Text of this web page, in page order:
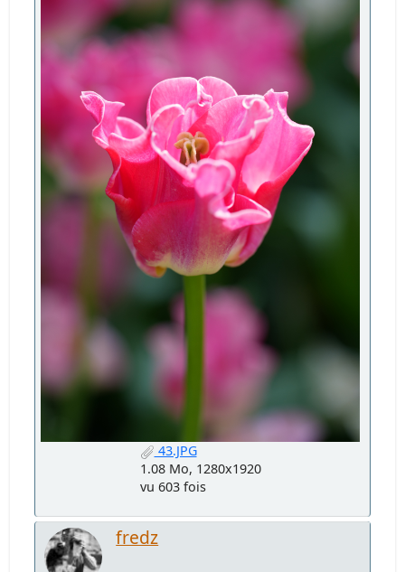
43.JPG
1.08 Mo, 1280x1920
vu 603 fois
fredz